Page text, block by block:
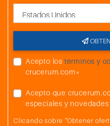
Acepto los términos y
crucerum.com*
Acepto que
especiales y
Clicando sobre "Obtener